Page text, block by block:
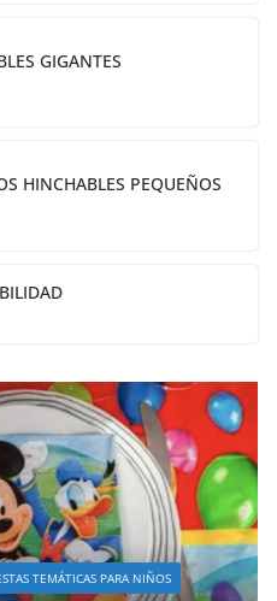
GIGANTES
HINCHABLES PEQUEÑOS
TEMÁTICAS PARA NIÑOS